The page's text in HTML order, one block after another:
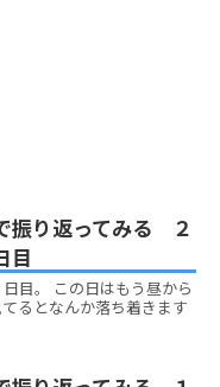
振り返ってみる ２
目
目。 この日はもう昼から
るとなんか落ち着きます